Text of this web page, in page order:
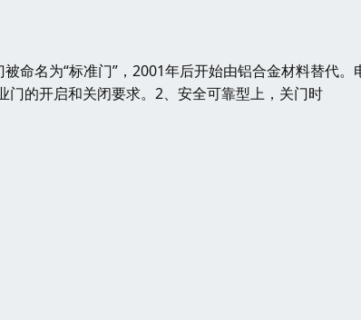
命名为“标准门”，2001年后开始由铝合金材料替代。
的开启和关闭要求。2、安全可靠型上，关门时